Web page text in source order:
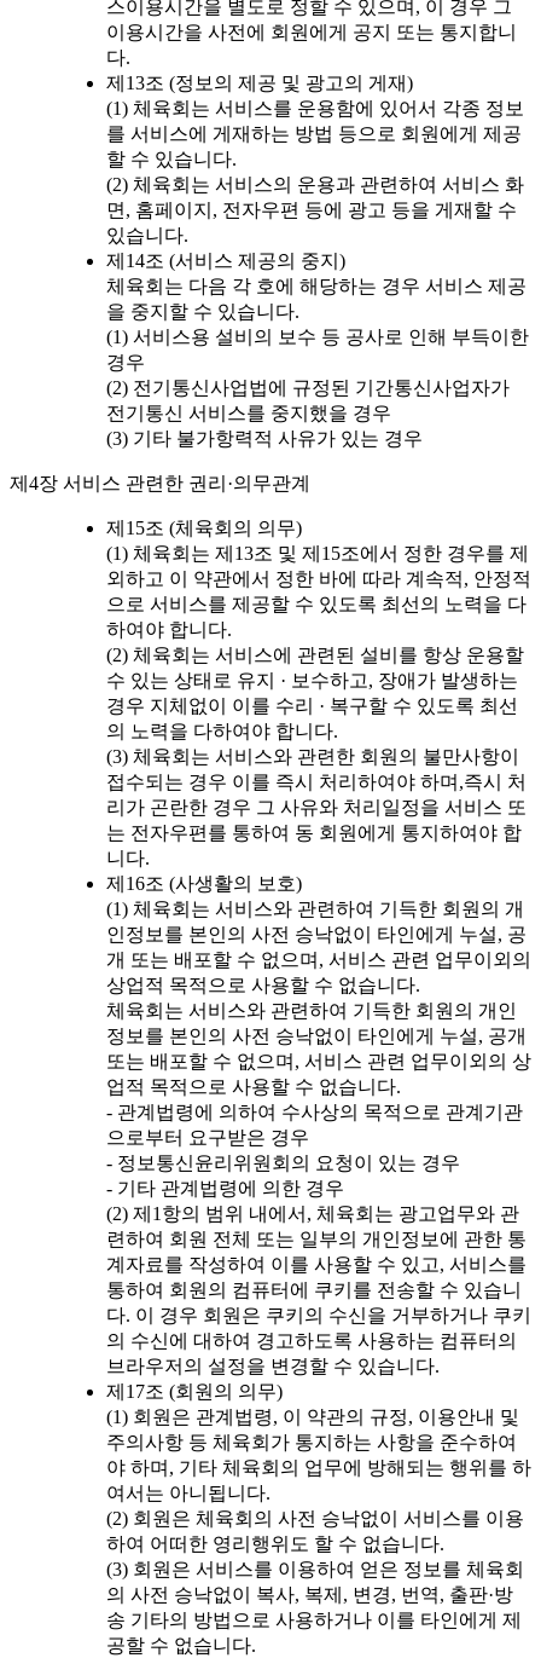
스이용시간을 별도로 정할 수 있으며, 이 경우 그
이용시간을 사전에 회원에게 공지 또는 통지합니
다.
제13조 (정보의 제공 및 광고의 게재)
(1) 체육회는 서비스를 운용함에 있어서 각종 정보
를 서비스에 게재하는 방법 등으로 회원에게 제공
할 수 있습니다.
(2) 체육회는 서비스의 운용과 관련하여 서비스 화
면, 홈페이지, 전자우편 등에 광고 등을 게재할 수
있습니다.
제14조 (서비스 제공의 중지)
체육회는 다음 각 호에 해당하는 경우 서비스 제공
을 중지할 수 있습니다.
(1) 서비스용 설비의 보수 등 공사로 인해 부득이한
경우
(2) 전기통신사업법에 규정된 기간통신사업자가
전기통신 서비스를 중지했을 경우
(3) 기타 불가항력적 사유가 있는 경우
제4장 서비스 관련한 권리·의무관계
제15조 (체육회의 의무)
(1) 체육회는 제13조 및 제15조에서 정한 경우를 제
외하고 이 약관에서 정한 바에 따라 계속적, 안정적
으로 서비스를 제공할 수 있도록 최선의 노력을 다
하여야 합니다.
(2) 체육회는 서비스에 관련된 설비를 항상 운용할
수 있는 상태로 유지 · 보수하고, 장애가 발생하는
경우 지체없이 이를 수리 · 복구할 수 있도록 최선
의 노력을 다하여야 합니다.
(3) 체육회는 서비스와 관련한 회원의 불만사항이
접수되는 경우 이를 즉시 처리하여야 하며,즉시 처
리가 곤란한 경우 그 사유와 처리일정을 서비스 또
는 전자우편를 통하여 동 회원에게 통지하여야 합
니다.
제16조 (사생활의 보호)
(1) 체육회는 서비스와 관련하여 기득한 회원의 개
인정보를 본인의 사전 승낙없이 타인에게 누설, 공
개 또는 배포할 수 없으며, 서비스 관련 업무이외의
상업적 목적으로 사용할 수 없습니다.
체육회는 서비스와 관련하여 기득한 회원의 개인
정보를 본인의 사전 승낙없이 타인에게 누설, 공개
또는 배포할 수 없으며, 서비스 관련 업무이외의 상
업적 목적으로 사용할 수 없습니다.
- 관계법령에 의하여 수사상의 목적으로 관계기관
으로부터 요구받은 경우
- 정보통신윤리위원회의 요청이 있는 경우
- 기타 관계법령에 의한 경우
(2) 제1항의 범위 내에서, 체육회는 광고업무와 관
련하여 회원 전체 또는 일부의 개인정보에 관한 통
계자료를 작성하여 이를 사용할 수 있고, 서비스를
통하여 회원의 컴퓨터에 쿠키를 전송할 수 있습니
다. 이 경우 회원은 쿠키의 수신을 거부하거나 쿠키
의 수신에 대하여 경고하도록 사용하는 컴퓨터의
브라우저의 설정을 변경할 수 있습니다.
제17조 (회원의 의무)
(1) 회원은 관계법령, 이 약관의 규정, 이용안내 및
주의사항 등 체육회가 통지하는 사항을 준수하여
야 하며, 기타 체육회의 업무에 방해되는 행위를 하
여서는 아니됩니다.
(2) 회원은 체육회의 사전 승낙없이 서비스를 이용
하여 어떠한 영리행위도 할 수 없습니다.
(3) 회원은 서비스를 이용하여 얻은 정보를 체육회
의 사전 승낙없이 복사, 복제, 변경, 번역, 출판·방
송 기타의 방법으로 사용하거나 이를 타인에게 제
공할 수 없습니다.